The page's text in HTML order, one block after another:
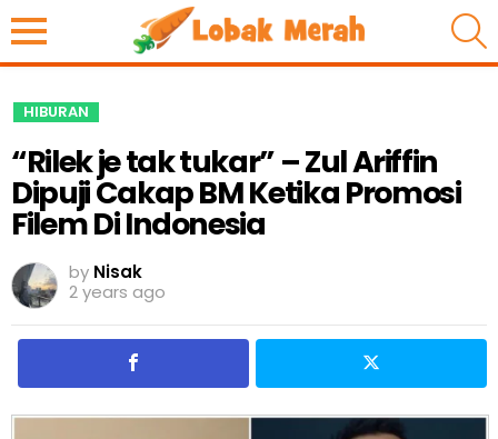
HIBURAN
“Rilek je tak tukar” – Zul Ariffin
Dipuji Cakap BM Ketika Promosi
Filem Di Indonesia
by Nisak
2 years ago